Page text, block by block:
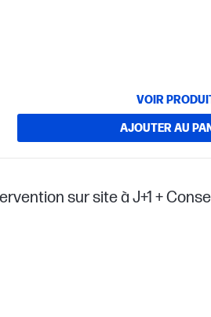
VOIR
AJOUTER AU
sur site à J+1 +